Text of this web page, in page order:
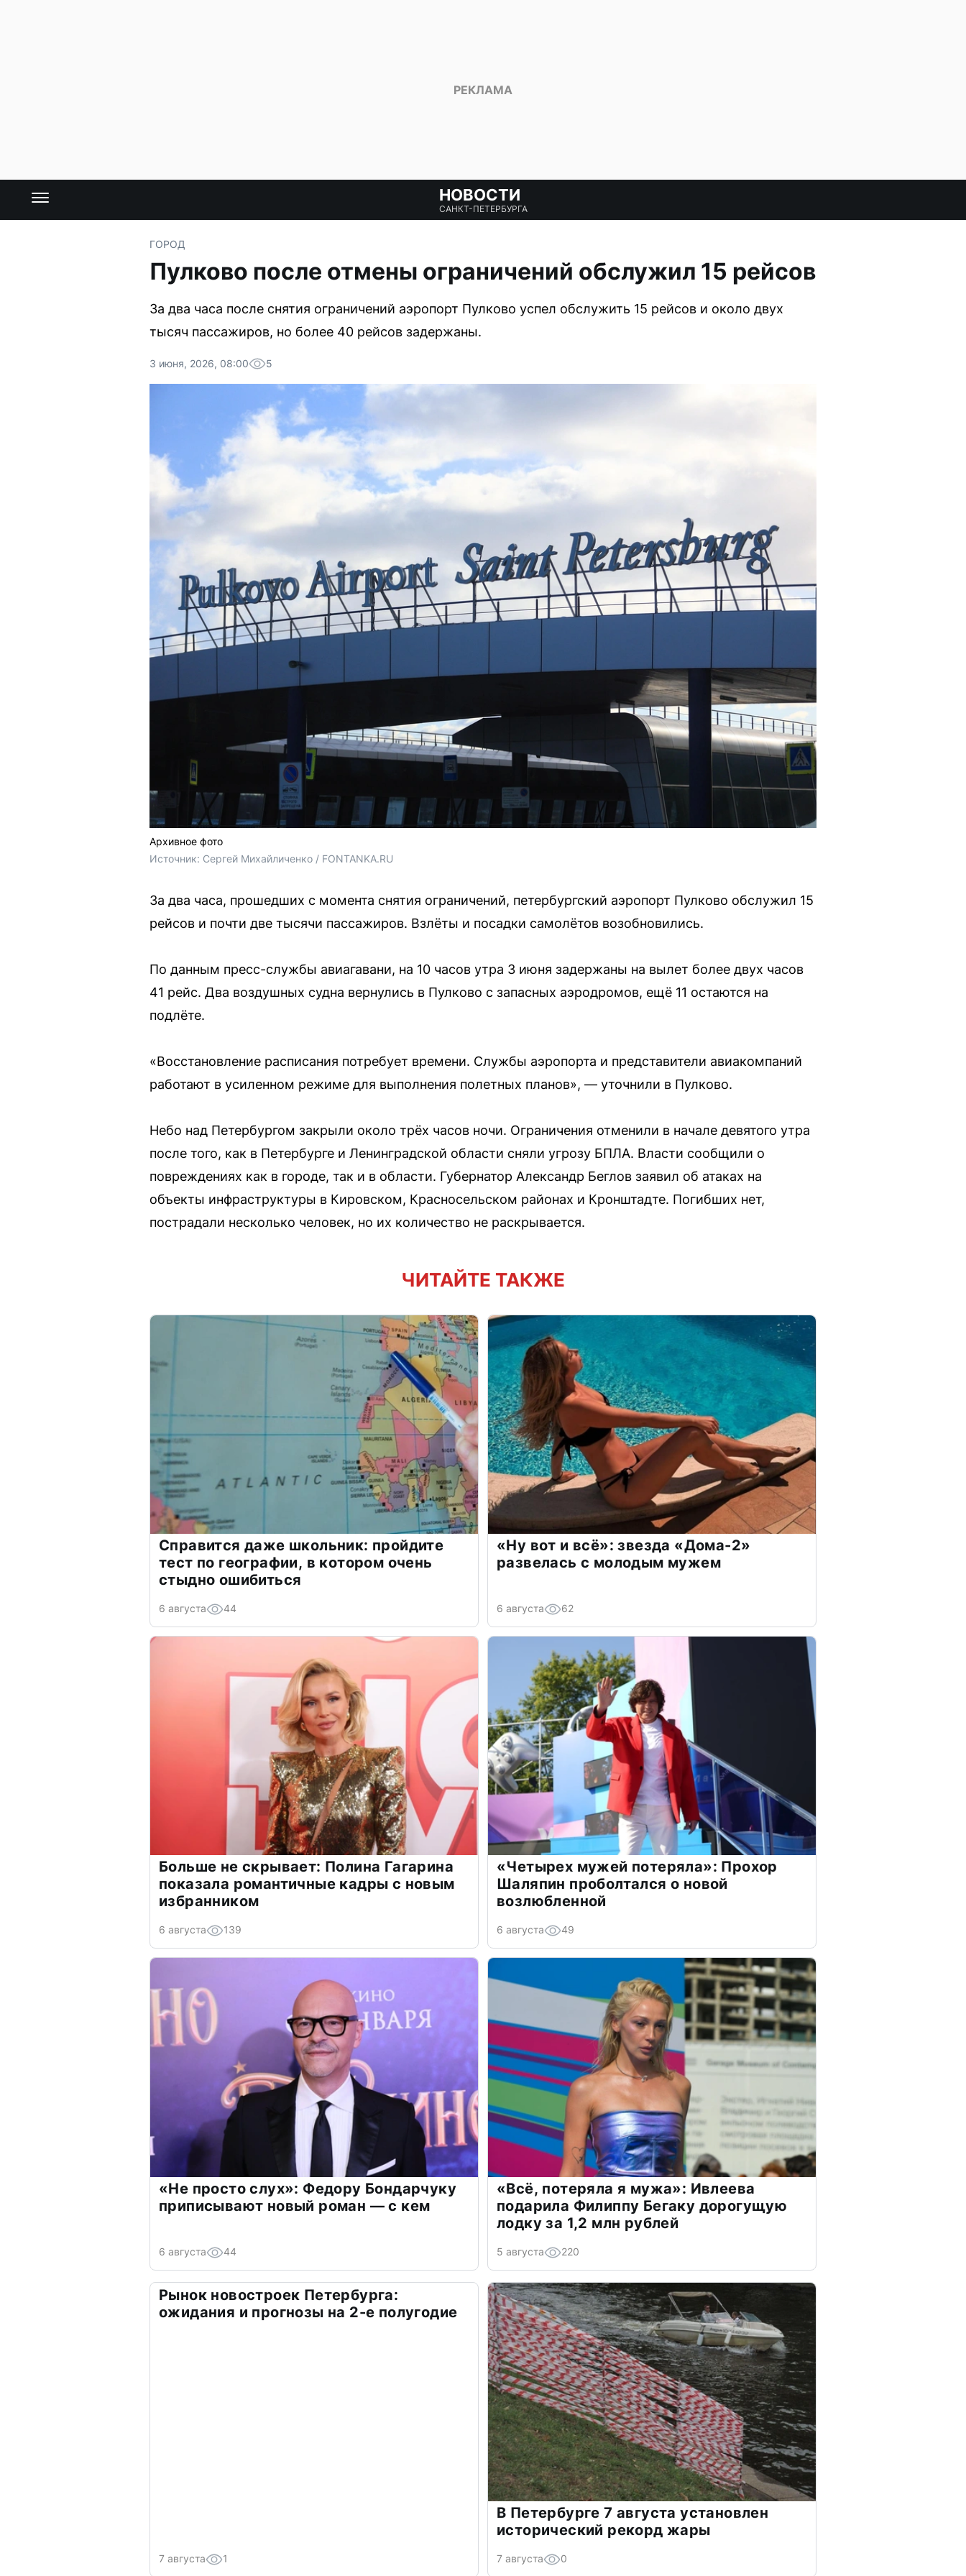
НОВОСТИ
САНКТ-ПЕТЕРБУРГА
ГОРОД
Пулково после отмены ограничений обслужил 15 рейсов
За два часа после снятия ограничений аэропорт Пулково успел обслужить 15 рейсов и около двух
тысяч пассажиров, но более 40 рейсов задержаны.
3 июня, 2026, 08:00 5
Архивное фото
Источник: Сергей Михайличенко / FONTANKA.RU
За два часа, прошедших с момента снятия ограничений, петербургский аэропорт Пулково обслужил 15
рейсов и почти две тысячи пассажиров. Взлёты и посадки самолётов возобновились.
По данным пресс-службы авиагавани, на 10 часов утра 3 июня задержаны на вылет более двух часов
41 рейс. Два воздушных судна вернулись в Пулково с запасных аэродромов, ещё 11 остаются на
подлёте.
«Восстановление расписания потребует времени. Службы аэропорта и представители авиакомпаний
работают в усиленном режиме для выполнения полетных планов», — уточнили в Пулково.
Небо над Петербургом закрыли около трёх часов ночи. Ограничения отменили в начале девятого утра
после того, как в Петербурге и Ленинградской области сняли угрозу БПЛА. Власти сообщили о
повреждениях как в городе, так и в области. Губернатор Александр Беглов заявил об атаках на
объекты инфраструктуры в Кировском, Красносельском районах и Кронштадте. Погибших нет,
пострадали несколько человек, но их количество не раскрывается.
ЧИТАЙТЕ ТАКЖЕ
Справится даже школьник: пройдите
тест по географии, в котором очень
стыдно ошибиться
6 августа 44
«Ну вот и всё»: звезда «Дома-2»
развелась с молодым мужем
6 августа 62
Больше не скрывает: Полина Гагарина
показала романтичные кадры с новым
избранником
6 августа 139
«Четырех мужей потеряла»: Прохор
Шаляпин проболтался о новой
возлюбленной
6 августа 49
«Не просто слух»: Федору Бондарчуку
приписывают новый роман — с кем
6 августа 44
«Всё, потеряла я мужа»: Ивлеева
подарила Филиппу Бегаку дорогущую
лодку за 1,2 млн рублей
5 августа 220
Рынок новостроек Петербурга:
ожидания и прогнозы на 2-е полугодие
7 августа 1
В Петербурге 7 августа установлен
исторический рекорд жары
7 августа 0